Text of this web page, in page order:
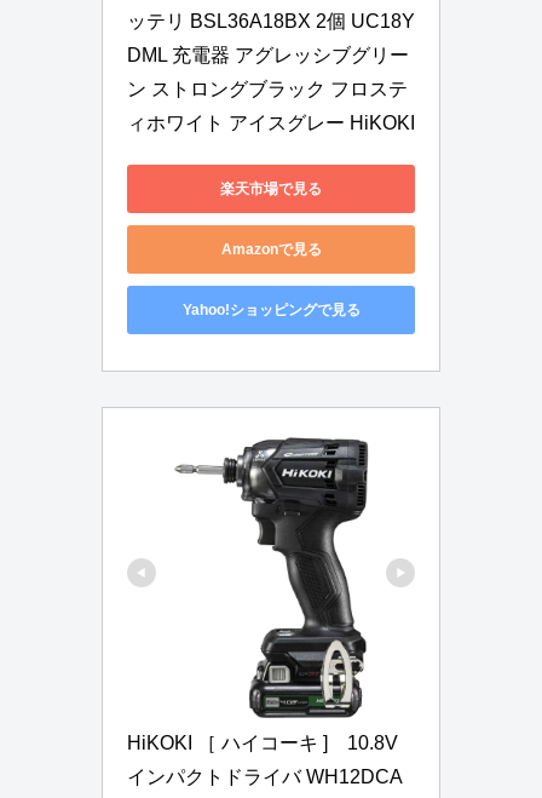
ッテリ BSL36A18BX 2個 UC18Y
DML 充電器 アグレッシブグリー
ン ストロングブラック フロステ
ィホワイト アイスグレー HiKOKI
楽天市場で見る
Amazonで見る
Yahoo!ショッピングで見る
HiKOKI ［ ハイコーキ ]　10.8V
インパクトドライバ WH12DCA